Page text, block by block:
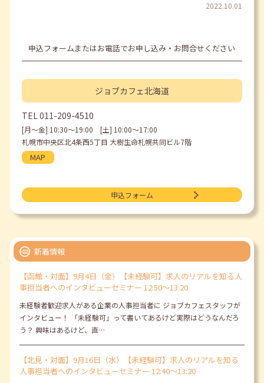
2022.10.01
申込フォームまたはお電話でお申し込み・お問合せください
ジョブカフェ北海道
TEL011-209-4510
[月〜金] 10:30〜19:00 [土] 10:00〜17:00
札幌市中央区北4条西5丁目 大樹生命札幌共同ビル7階
MAP
申込フォーム
新着情報
【函館・対面】9月4日（金）【未経験可】求人のリアルを知る人
事担当者へのインタビューセミナー 12:50～13:20
未経験者歓迎求人がある企業の人事担当者に ジョブカフェスタッフが
インタビュー！ 「未経験可」って書いてあるけど実際はどうなんだろ
う？ 興味はあるけど、直…
【北見・対面】9月16日（水）【未経験可】求人のリアルを知る
人事担当者へのインタビューセミナー 12:40～13:20